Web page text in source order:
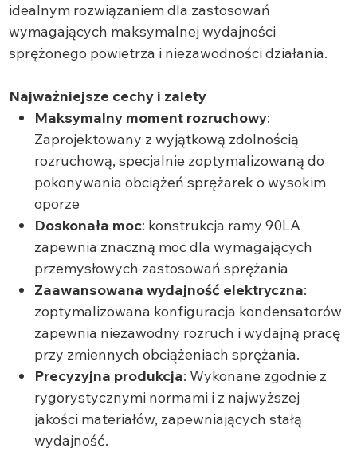
idealnym rozwiązaniem dla zastosowań
wymagających maksymalnej wydajności
sprężonego powietrza i niezawodności działania.
Najważniejsze cechy i zalety
Maksymalny moment rozruchowy:
Zaprojektowany z wyjątkową zdolnością
rozruchową, specjalnie zoptymalizowaną do
pokonywania obciążeń sprężarek o wysokim
oporze
Doskonała moc: konstrukcja ramy 90LA
zapewnia znaczną moc dla wymagających
przemysłowych zastosowań sprężania
Zaawansowana wydajność elektryczna:
zoptymalizowana konfiguracja kondensatorów
zapewnia niezawodny rozruch i wydajną pracę
przy zmiennych obciążeniach sprężania.
Precyzyjna produkcja: Wykonane zgodnie z
rygorystycznymi normami i z najwyższej
jakości materiałów, zapewniających stałą
wydajność.